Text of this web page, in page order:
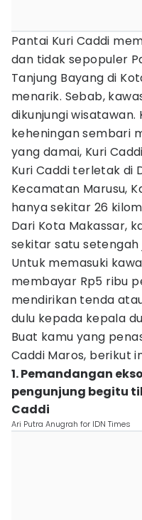
Pantai Kuri Caddi
dan tidak sepopuler
Tanjung Bayang di
menarik. Sebab,
dikunjungi
keheningan sembari
yang damai, Kuri
Kuri Caddi terletak di
Kecamatan Marusu,
hanya sekitar 26
Dari Kota Makassar,
sekitar satu setengah
Untuk memasuki
membayar Rp5 ribu
mendirikan tenda
dulu kepada kepala
Buat kamu yang
Caddi Maros, berikut
1. Pemandangan
pengunjung begitu
Caddi
Ari Putra Anugrah for IDN Times